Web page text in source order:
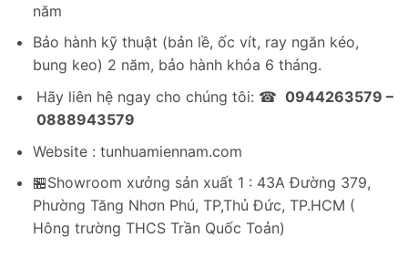
năm
Bảo hành kỹ thuật (bản lề, ốc vít, ray ngăn kéo,
bung keo) 2 năm, bảo hành khóa 6 tháng.
Hãy liên hệ ngay cho chúng tôi: ☎ 0944263579 –
0888943579
Website : tunhuamiennam.com
🏪Showroom xưởng sản xuất 1 : 43A Đường 379,
Phường Tăng Nhơn Phú, TP,Thủ Đức, TP.HCM (
Hông trường THCS Trần Quốc Toản)